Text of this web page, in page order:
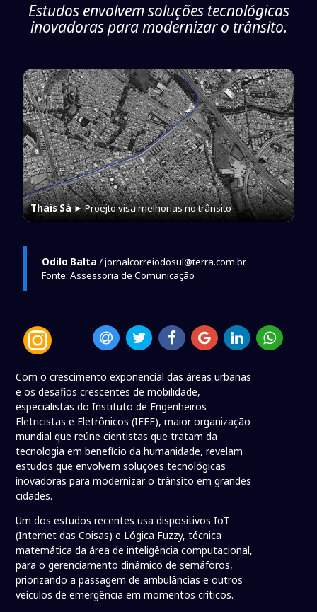
Estudos envolvem soluções tecnológicas
inovadoras para modernizar o trânsito.
Thais Sá► Proejto visa melhorias no trânsito
Odilo Balta / jornalcorreiodosul@terra.com.br
Fonte: Assessoria de Comunicação
Com o crescimento exponencial das áreas urbanas
e os desafios crescentes de mobilidade,
especialistas do Instituto de Engenheiros
Eletricistas e Eletrônicos (IEEE), maior organização
mundial que reúne cientistas que tratam da
tecnologia em benefício da humanidade, revelam
estudos que envolvem soluções tecnológicas
inovadoras para modernizar o trânsito em grandes
cidades.
Um dos estudos recentes usa dispositivos IoT
(Internet das Coisas) e Lógica Fuzzy, técnica
matemática da área de inteligência computacional,
para o gerenciamento dinâmico de semáforos,
priorizando a passagem de ambulâncias e outros
veículos de emergência em momentos críticos.